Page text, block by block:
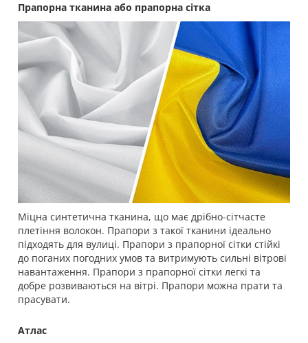
Прапорна тканина або прапорна сітка
Міцна синтетична тканина, що має дрібно-сітчасте
плетіння волокон. Прапори з такої тканини ідеально
підходять для вулиці. Прапори з прапорної сітки стійкі
до поганих погодних умов та витримують сильні вітрові
навантаження. Прапори з прапорної сітки легкі та
добре розвиваються на вітрі. Прапори можна прати та
прасувати.
Атлас